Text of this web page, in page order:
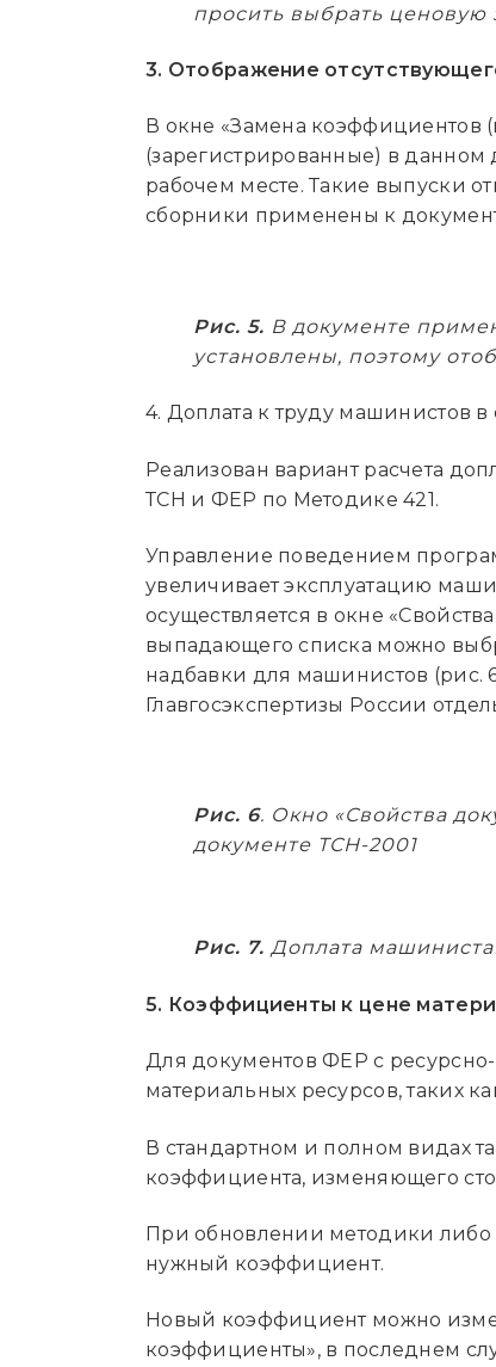
просить выбрать ценовую
3. Отображение
В окне «Замена коэффициентов
(зарегистрированные) в данном
рабочем месте. Такие выпуски
сборники применены к
Рис. 5. В документе
установлены, поэтому
4. Доплата к труду машинистов в
Реализован вариант расчета
ТСН и ФЕР по Методике 421.
Управление поведением
увеличивает эксплуатацию
осуществляется в окне
выпадающего списка можно
надбавки для машинистов (рис.
Главгосэкспертизы России
Рис. 6. Окно «Свойства
документе ТСН-2001
Рис. 7. Доплата
5. Коэффициенты к цене
Для документов ФЕР с
материальных ресурсов, таких
В стандартном и полном видах
коэффициента, изменяющего
При обновлении методики либо
нужный коэффициент.
Новый коэффициент можно
коэффициенты», в последнем